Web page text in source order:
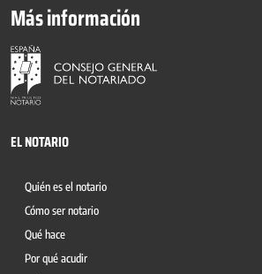
Más información
EL NOTARIO
Quién es el notario
Cómo ser notario
Qué hace
Por qué acudir